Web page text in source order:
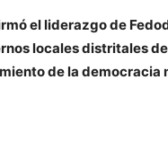
el liderazgo de
locales distritales
de la democracia